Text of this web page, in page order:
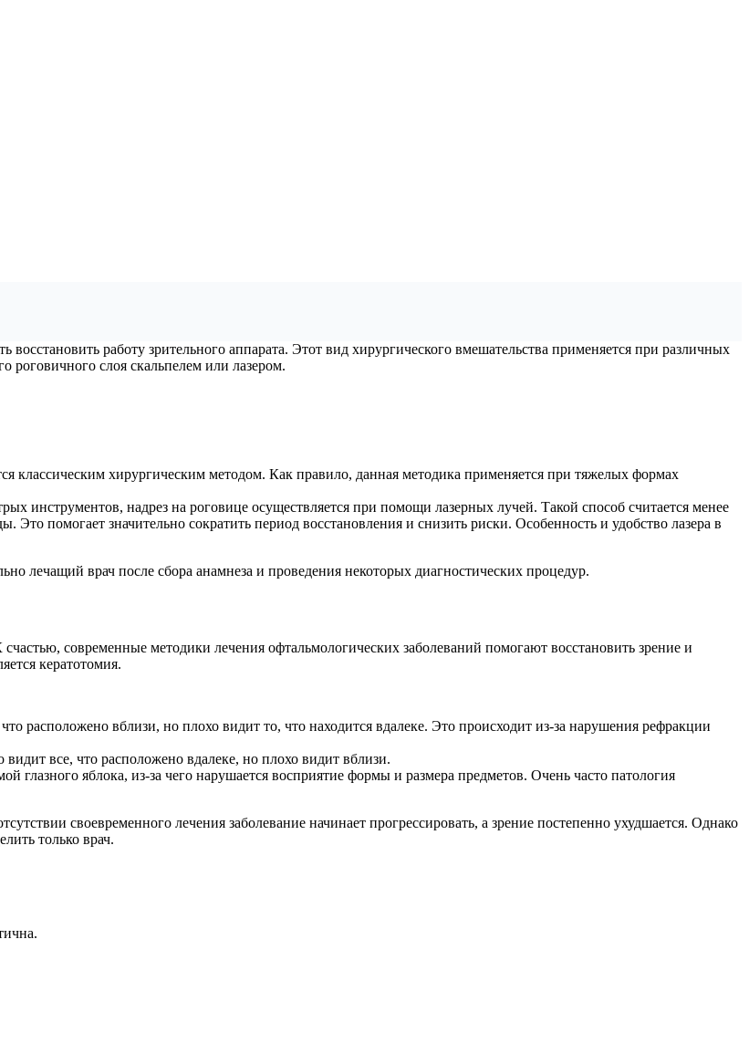
восстановить работу зрительного аппарата. Этот вид хирургического вмешательства применяется при различных
роговичного слоя скальпелем или лазером.
классическим хирургическим методом. Как правило, данная методика применяется при тяжелых формах
инструментов, надрез на роговице осуществляется при помощи лазерных лучей. Такой способ считается менее
Это помогает значительно сократить период восстановления и снизить риски. Особенность и удобство лазера в
лечащий врач после сбора анамнеза и проведения некоторых диагностических процедур.
современные методики лечения офтальмологических заболеваний помогают восстановить зрение и
кератотомия.
расположено вблизи, но плохо видит то, что находится вдалеке. Это происходит из-за нарушения рефракции
все, что расположено вдалеке, но плохо видит вблизи.
глазного яблока, из-за чего нарушается восприятие формы и размера предметов. Очень часто патология
своевременного лечения заболевание начинает прогрессировать, а зрение постепенно ухудшается. Однако
только врач.